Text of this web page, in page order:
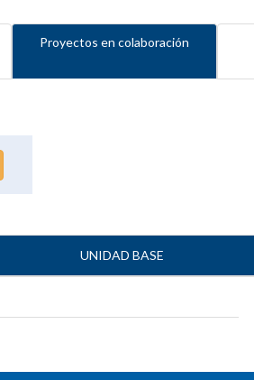
Proyectos en colaboración
UNIDAD BASE